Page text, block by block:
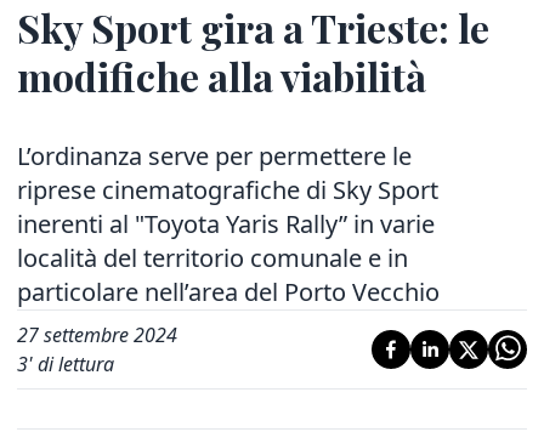
Sky Sport gira a Trieste: le
modifiche alla viabilità
L’ordinanza serve per permettere le
riprese cinematografiche di Sky Sport
inerenti al "Toyota Yaris Rally” in varie
località del territorio comunale e in
particolare nell’area del Porto Vecchio
27 settembre 2024
3' di lettura